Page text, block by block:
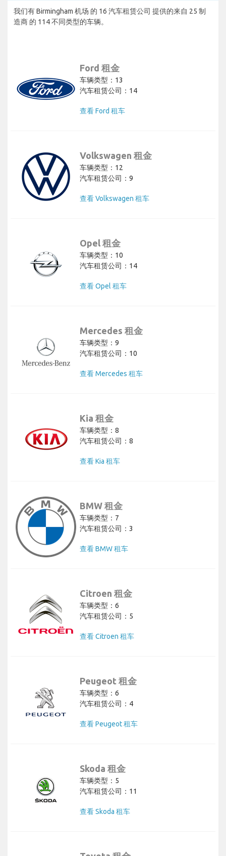
我们有 Birmingham 机场 的 16 汽车租赁公司 提供的来自 25 制
造商 的 114 不同类型的车辆。
Ford 租金
车辆类型：13
汽车租赁公司：14
查看 Ford 租车
Volkswagen 租金
车辆类型：12
汽车租赁公司：9
查看 Volkswagen 租车
Opel 租金
车辆类型：10
汽车租赁公司：14
查看 Opel 租车
Mercedes 租金
车辆类型：9
汽车租赁公司：10
查看 Mercedes 租车
Kia 租金
车辆类型：8
汽车租赁公司：8
查看 Kia 租车
BMW 租金
车辆类型：7
汽车租赁公司：3
查看 BMW 租车
Citroen 租金
车辆类型：6
汽车租赁公司：5
查看 Citroen 租车
Peugeot 租金
车辆类型：6
汽车租赁公司：4
查看 Peugeot 租车
Skoda 租金
车辆类型：5
汽车租赁公司：11
查看 Skoda 租车